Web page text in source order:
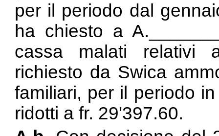
per il periodo dal
ha chiesto a
cassa malati relativi
richiesto da Swica
familiari, per il periodo
ridotti a fr. 29'397.60.